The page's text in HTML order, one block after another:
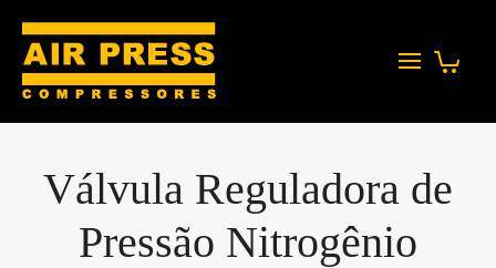
Válvula Reguladora de
Pressão Nitrogênio